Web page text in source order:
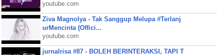
youtube.com
Ziva Magnolya - Tak Sanggup Melupa #Terlanj
urMencinta (Offici...
youtube.com
jurnalrisa #87 - BOLEH BERINTERAKSI, TAPI T